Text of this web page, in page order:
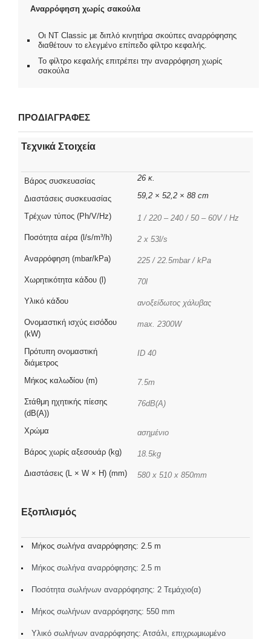
Αναρρόφηση χωρίς σακούλα
Οι ΝΤ Classic με διπλό κινητήρα σκούπες αναρρόφησης
διαθέτουν το ελεγμένο επίπεδο φίλτρο κεφαλής.
Το φίλτρο κεφαλής επιτρέπει την αναρρόφηση χωρίς
σακούλα
ΠΡΟΔΙΑΓΡΑΦΕΣ
Τεχνικά Στοιχεία
Βάρος συσκευασίας 26 κ.
Διαστάσεις συσκευασίας 59,2 × 52,2 × 88 cm
Τρέχων τύπος (Ph/V/Hz) 1 / 220 – 240 / 50 – 60V / Hz
Ποσότητα αέρα (l/s/m³/h) 2 x 53l/s
Αναρρόφηση (mbar/kPa) 225 / 22.5mbar / kPa
Χωρητικότητα κάδου (l) 70l
Υλικό κάδου ανοξείδωτος χάλυβας
Ονομαστική ισχύς εισόδου
(kW)
max. 2300W
Πρότυπη ονομαστική
διάμετρος
ID 40
Μήκος καλωδίου (m) 7.5m
Στάθμη ηχητικής πίεσης
(dB(A))
76dB(A)
Χρώμα ασημένιο
Βάρος χωρίς αξεσουάρ (kg) 18.5kg
Διαστάσεις (L × W × H) (mm) 580 x 510 x 850mm
Εξοπλισμός
Μήκος σωλήνα αναρρόφησης: 2.5 m
Μήκος σωλήνα αναρρόφησης: 2.5 m
Ποσότητα σωλήνων αναρρόφησης: 2 Τεμάχιο(α)
Μήκος σωλήνων αναρρόφησης: 550 mm
Υλικό σωλήνων αναρρόφησης: Ατσάλι, επιχρωμιωμένο